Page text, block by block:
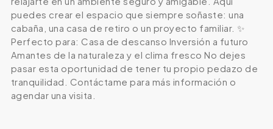
puedes crear el espacio que siempre soñaste: una
cabaña, una casa de retiro o un proyecto familiar. ✨
Perfecto para: Casa de descanso Inversión a futuro
Amantes de la naturaleza y el clima fresco No dejes
pasar esta oportunidad de tener tu propio pedazo de
tranquilidad. Contáctame para más información o
agendar una visita.